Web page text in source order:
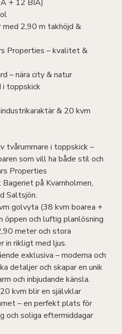
+ 12 BIA)
med 2,90 m takhöjd &
Properties – kvalitet &
– nära city & natur
i toppskick
& 20 kvm
tvårummare i toppskick –
som vill ha både stil och
Properties
på Kvarnholmen,
Saltsjön.
golvyta (38 kvm boarea +
öppen och luftig planlösning
meter och stora
in rikligt med ljus.
exklusiva – moderna och
detaljer och skapar en unik
och inbjudande känsla.
kvm blir en självklar
– en perfekt plats för
och soliga eftermiddagar